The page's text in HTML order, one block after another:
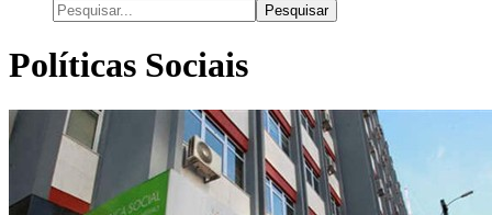
Pesquisar
Políticas Sociais